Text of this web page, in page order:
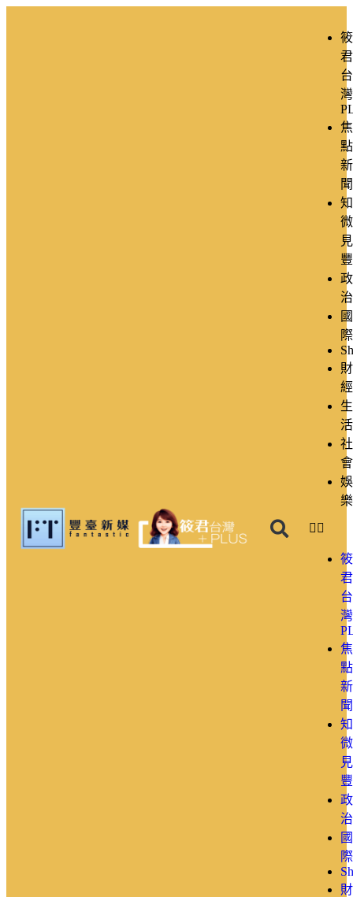
筱
君
台
灣
焦
點
新
聞
知
微
見
豐
政
治
國
際
財
經
生
活
社
會
娛
樂
筱
君
台
灣
焦
點
新
聞
知
微
見
豐
政
治
國
際
財